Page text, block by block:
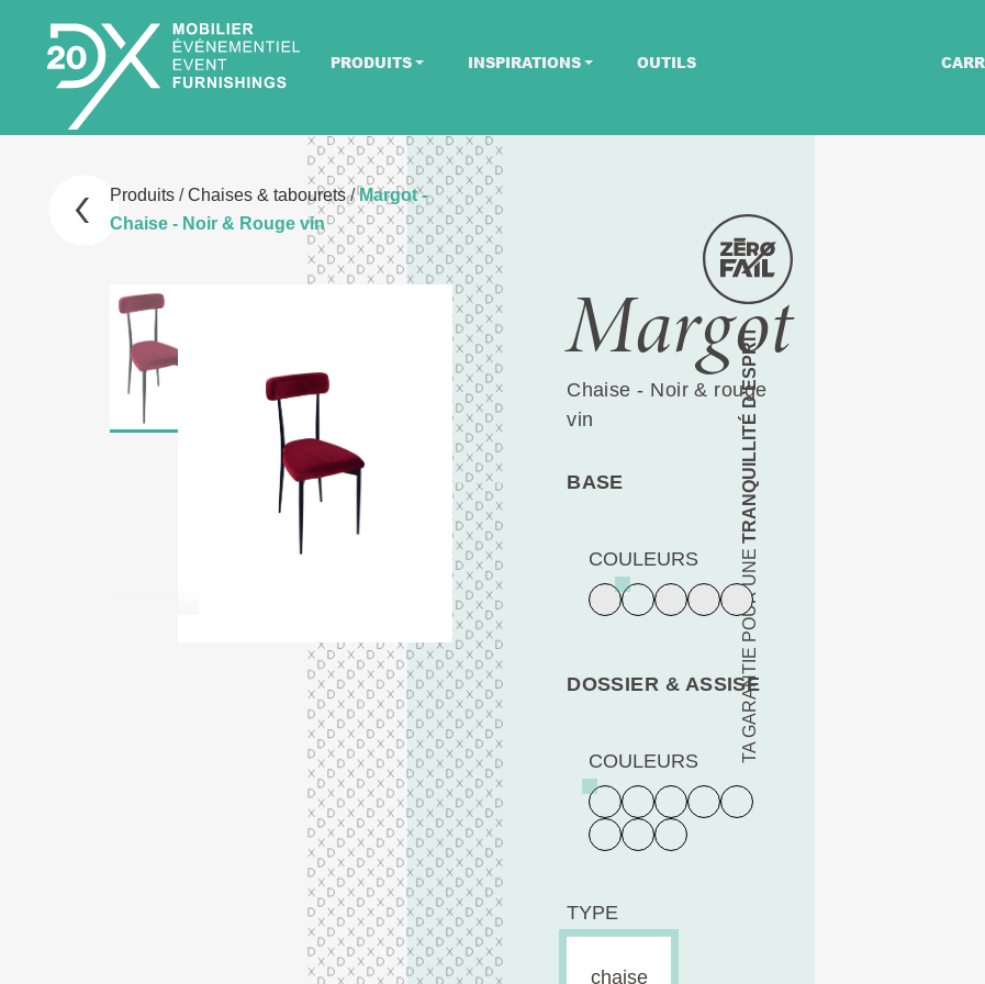
PRODUITS INSPIRATIONS OUTILS
Produits/Chaises & tabourets/Margot -
Chaise - Noir & Rouge vin
TA GARANTIE POUR UNE
TRANQUILLITÉ D’ESPRIT
Margot
Chaise - Noir & rouge
vin
BASE
COULEURS
DOSSIER & ASSISE
COULEURS
TYPE
chaise